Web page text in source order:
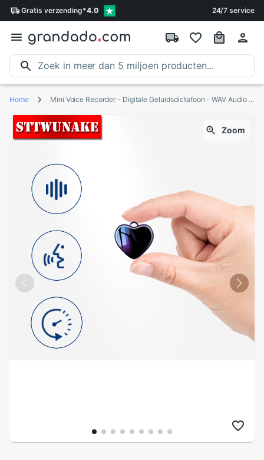
Gratis verzending*4.0 24/7 service
Home Mini Voice Recorder - Digitale Geluidsdictafoon - WAV Audio - 42x37x9.6mm
Zoom